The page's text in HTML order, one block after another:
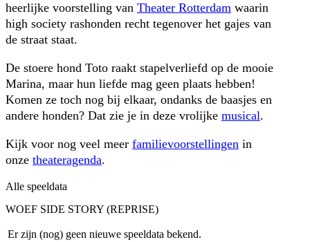
heerlijke voorstelling van Theater Rotterdam waarin
high society rashonden recht tegenover het gajes van
de straat staat.
De stoere hond Toto raakt stapelverliefd op de mooie
Marina, maar hun liefde mag geen plaats hebben!
Komen ze toch nog bij elkaar, ondanks de baasjes en
andere honden? Dat zie je in deze vrolijke musical.
Kijk voor nog veel meer familievoorstellingen in
onze theateragenda.
Alle speeldata
WOEF SIDE STORY (REPRISE)
Er zijn (nog) geen nieuwe speeldata bekend.